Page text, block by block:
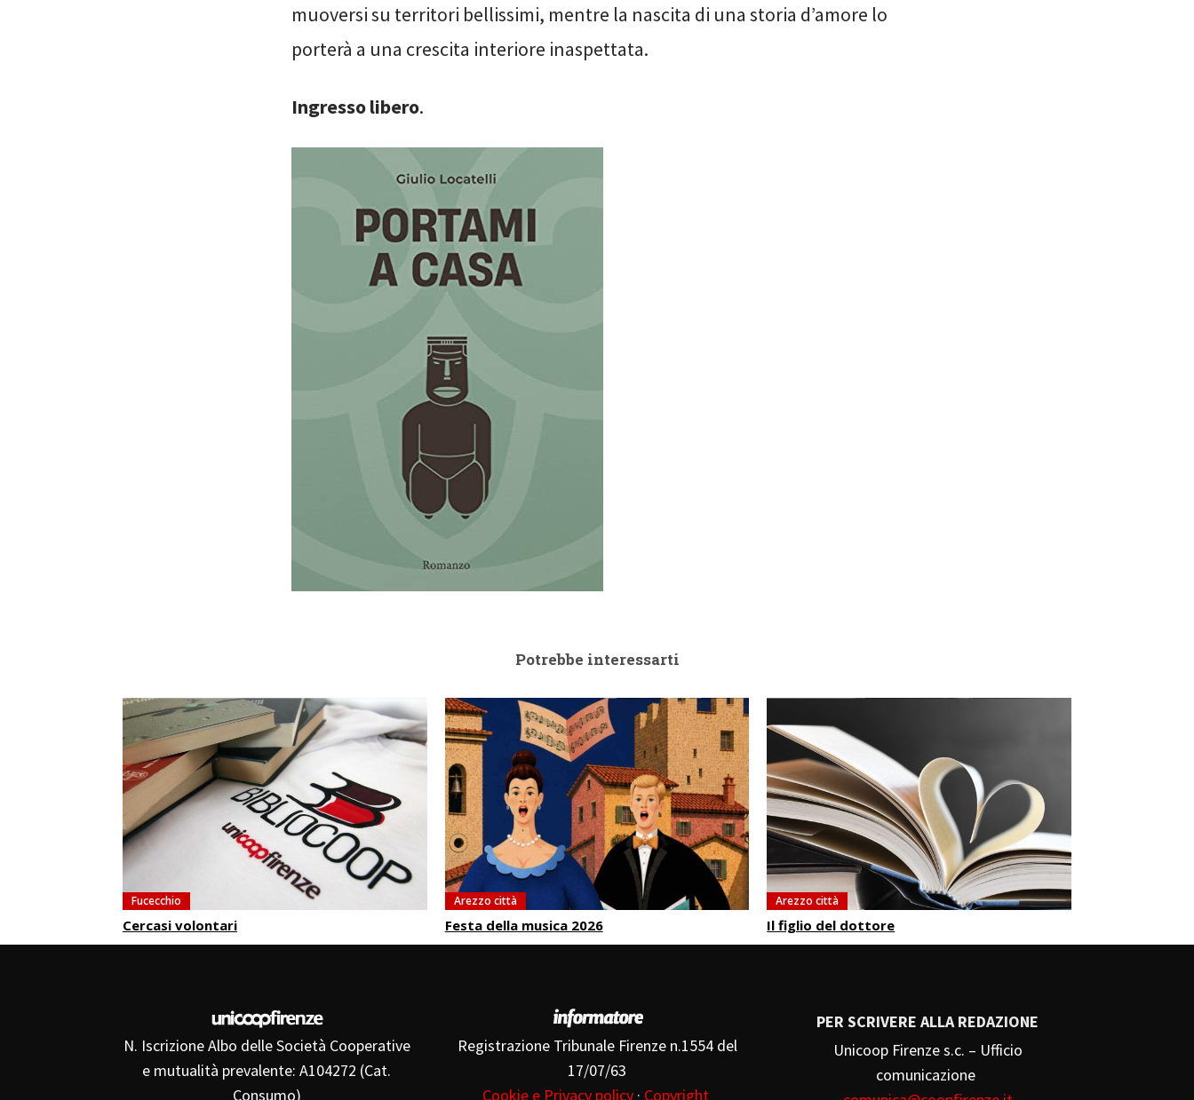
muoversi su territori bellissimi, mentre la nascita di una storia d’amore lo
porterà a una crescita interiore inaspettata.
Ingresso libero.
Potrebbe interessarti
Fucecchio
Cercasi volontari
Arezzo città
Festa della musica 2026
Arezzo città
Il figlio del dottore
N. Iscrizione Albo delle Società Cooperative
e mutualità prevalente: A104272 (Cat.
Consumo)
Registrazione Tribunale Firenze n.1554 del
17/07/63
Cookie e Privacy policy· Copyright
PER SCRIVERE ALLA REDAZIONE
Unicoop Firenze s.c. – Ufficio
comunicazione